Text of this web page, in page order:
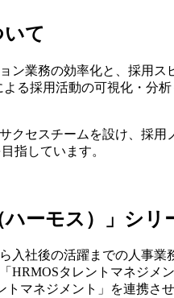
て
ン業務の効率化と、採用
る採用活動の可視化・分
クセスチームを設け、採
指しています。
ーモス）」シリ
入社後の活躍までの人事
HRMOSタレントマネジ
マネジメント」を連携